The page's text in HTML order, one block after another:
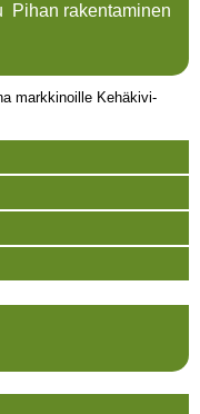
Pihan rakentaminen
markkinoille Kehäkivi-